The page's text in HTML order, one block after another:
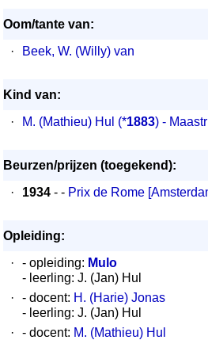
Oom/tante van:
·
Beek, W. (Willy) van
Kind van:
·
M. (Mathieu) Hul (*1883) -
Beurzen/prijzen (toegekend):
·
1934 - - Prix de Rome
Opleiding:
·
- opleiding: Mulo
- leerling: J. (Jan) Hul
·
- docent: H. (Harie) Jonas
- leerling: J. (Jan) Hul
·
- docent: M. (Mathieu) Hul